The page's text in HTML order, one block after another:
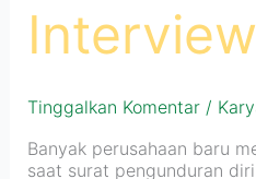
Interview
Tinggalkan Komentar /
Banyak perusahaan baru
saat surat pengunduran